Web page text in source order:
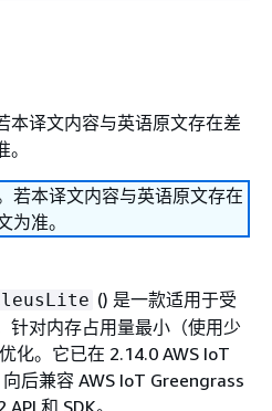
本译文内容与英语原文存在差
若本译文内容与英语原文存在
准。
() 是一款适用于受
针对内存占用量最小（使用少
化。它已在 2.14.0 AWS IoT
后兼容 AWS IoT Greengrass
和 SDK。